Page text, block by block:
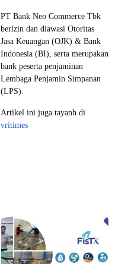
PT Bank Neo Commerce Tbk
berizin dan diawasi Otoritas
Jasa Keuangan (OJK) & Bank
Indonesia (BI), serta merupakan
bank peserta penjaminan
Lembaga Penjamin Simpanan
(LPS).
Artikel ini juga tayanh di
vritimes